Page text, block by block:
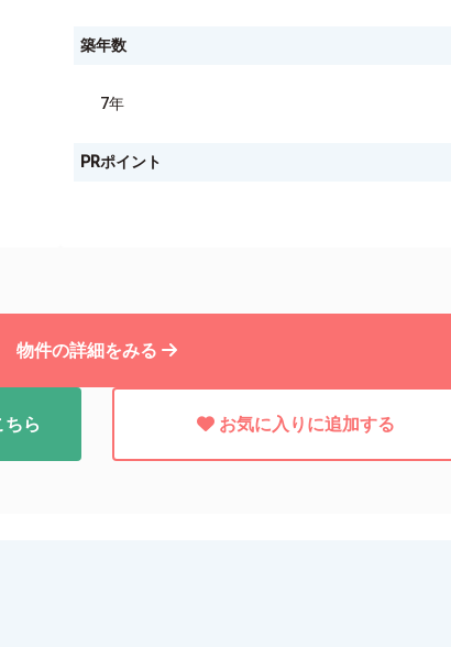
築年数
7年
PRポイント
物件の詳細をみる
ら お気に入りに追加する